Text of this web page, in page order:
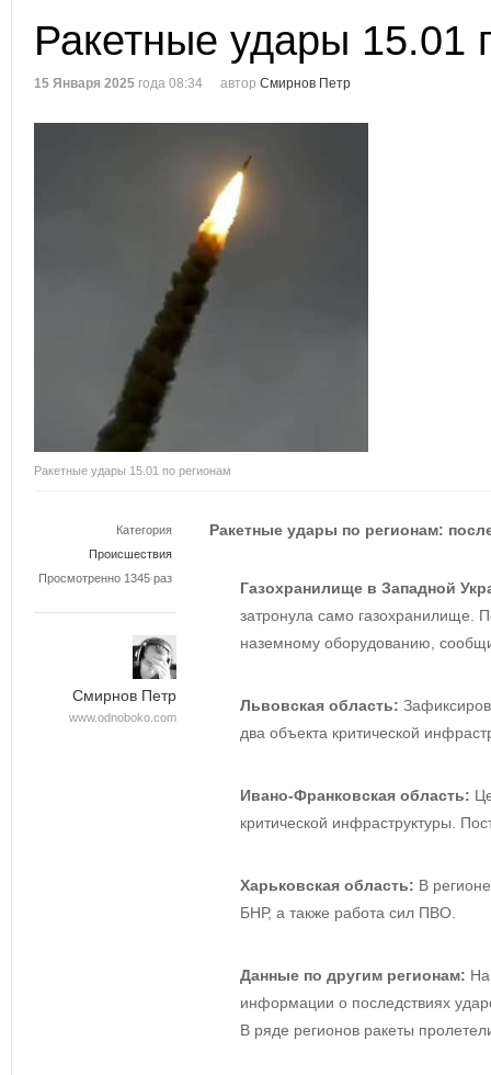
Ракетные удары 15.01
15 Января 2025 года 08:34 автор Смирнов Петр
Ракетные удары 15.01 по регионам
Категория
Происшествия
Просмотренно 1345 раз
Смирнов Петр
www.odnoboko.com
Ракетные удары по регионам:
Газохранилище в Западной
затронула само газохранилище.
наземному оборудованию,
Львовская область:
два объекта критической
Ивано-Франковская область:
критической инфраструктуры.
Харьковская область: В
БНР, а также работа сил ПВО.
Данные по другим регионам:
информации о последствиях
В ряде регионов ракеты